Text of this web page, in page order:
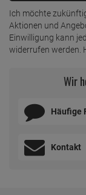
Ich möchte
Aktionen und
Einwilligung kann
widerrufen werden.
Wir
Häufige
Kontakt